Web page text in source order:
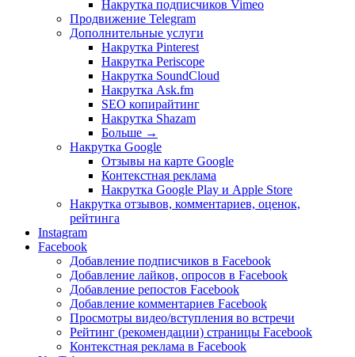
Накрутка подписчиков Vimeo
Продвижение Telegram
Дополнительные услуги
Накрутка Pinterest
Накрутка Periscope
Накрутка SoundCloud
Накрутка Ask.fm
SEO копирайтинг
Накрутка Shazam
Больше →
Накрутка Google
Отзывы на карте Google
Контекстная реклама
Накрутка Google Play и Apple Store
Накрутка отзывов, комментариев, оценок,
рейтинга
Instagram
Facebook
Добавление подписчиков в Facebook
Добавление лайков, опросов в Facebook
Добавление репостов Facebook
Добавление комментариев Facebook
Просмотры видео/вступления во встречи
Рейтинг (рекомендации) страницы Facebook
Контекстная реклама в Facebook